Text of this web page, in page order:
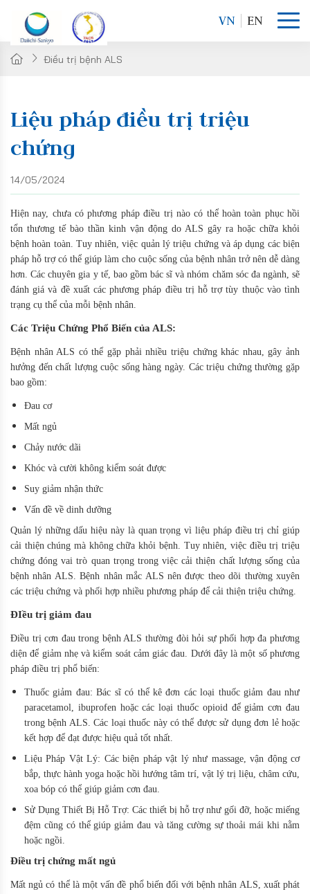
VN EN
Điều trị bệnh ALS
Liệu pháp điều trị triệu
chứng
14/05/2024
Hiện nay, chưa có phương pháp điều trị nào có thể hoàn toàn phục hồi
tổn thương tế bào thần kinh vận động do ALS gây ra hoặc chữa khỏi
bệnh hoàn toàn. Tuy nhiên, việc quản lý triệu chứng và áp dụng các biện
pháp hỗ trợ có thể giúp làm cho cuộc sống của bệnh nhân trở nên dễ dàng
hơn. Các chuyên gia y tế, bao gồm bác sĩ và nhóm chăm sóc đa ngành, sẽ
đánh giá và đề xuất các phương pháp điều trị hỗ trợ tùy thuộc vào tình
trạng cụ thể của mỗi bệnh nhân.
Các Triệu Chứng Phổ Biến của ALS:
Bệnh nhân ALS có thể gặp phải nhiều triệu chứng khác nhau, gây ảnh
hưởng đến chất lượng cuộc sống hàng ngày. Các triệu chứng thường gặp
bao gồm:
Đau cơ
Mất ngủ
Chảy nước dãi
Khóc và cười không kiểm soát được
Suy giảm nhận thức
Vấn đề về dinh dưỡng
Quản lý những dấu hiệu này là quan trọng vì liệu pháp điều trị chỉ giúp
cải thiện chúng mà không chữa khỏi bệnh. Tuy nhiên, việc điều trị triệu
chứng đóng vai trò quan trọng trong việc cải thiện chất lượng sống của
bệnh nhân ALS. Bệnh nhân mắc ALS nên được theo dõi thường xuyên
các triệu chứng và phối hợp nhiều phương pháp để cải thiện triệu chứng.
ĐIều trị giảm đau
Điều trị cơn đau trong bệnh ALS thường đòi hỏi sự phối hợp đa phương
diện để giảm nhẹ và kiểm soát cảm giác đau. Dưới đây là một số phương
pháp điều trị phổ biến:
Thuốc giảm đau: Bác sĩ có thể kê đơn các loại thuốc giảm đau như
paracetamol, ibuprofen hoặc các loại thuốc opioid để giảm cơn đau
trong bệnh ALS. Các loại thuốc này có thể được sử dụng đơn lẻ hoặc
kết hợp để đạt được hiệu quả tốt nhất.
Liệu Pháp Vật Lý: Các biện pháp vật lý như massage, vận động cơ
bắp, thực hành yoga hoặc hồi hướng tâm trí, vật lý trị liệu, châm cứu,
xoa bóp có thể giúp giảm cơn đau.
Sử Dụng Thiết Bị Hỗ Trợ: Các thiết bị hỗ trợ như gối đỡ, hoặc miếng
đệm cũng có thể giúp giảm đau và tăng cường sự thoải mái khi nằm
hoặc ngồi.
Điều trị chứng mất ngủ
Mất ngủ có thể là một vấn đề phổ biến đối với bệnh nhân ALS, xuất phát